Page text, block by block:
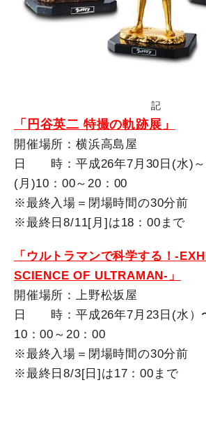
記
「円谷英二 特撮の軌跡展」
開催場所：横浜高島屋
日 時：平成26年7月30日(水)～
(月)10：00～20：00
※最終入場＝閉場時間の30分前
※最終日8/11[月]は18：00まで
「 ウルトラマンで科学する！-
SCIENCE OF ULTRAMAN- 」
開催場所：上野松坂屋
日 時：平成26年7月23日(水）
10：00～20：00
※最終入場＝閉場時間の30分前
※最終日8/3[日]は17：00まで